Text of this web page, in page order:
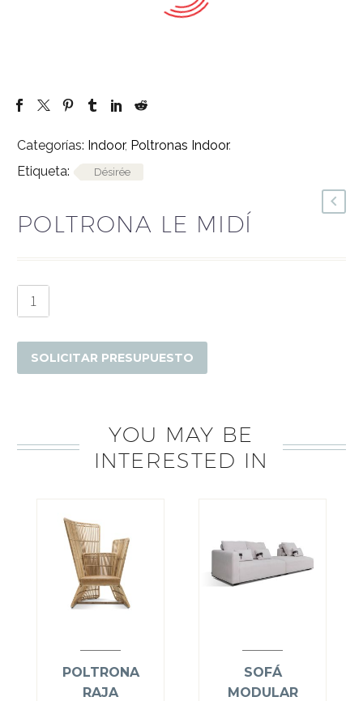
Categorías: Indoor, Poltronas Indoor.
Etiqueta:
Désirée
POLTRONA LE MIDÍ
Poltrona
Le
cantidad
SOLICITAR PRESUPUESTO
YOU MAY BE
INTERESTED IN
POLTRONA
RAJA
SOFÁ
MODULAR